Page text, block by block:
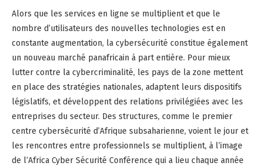
Alors que les services en ligne se multiplient et que le
nombre d’utilisateurs des nouvelles technologies est en
constante augmentation, la cybersécurité constitue également
un nouveau marché panafricain à part entière. Pour mieux
lutter contre la cybercriminalité, les pays de la zone mettent
en place des stratégies nationales, adaptent leurs dispositifs
législatifs, et développent des relations privilégiées avec les
entreprises du secteur. Des structures, comme le premier
centre cybersécurité d’Afrique subsaharienne, voient le jour et
les rencontres entre professionnels se multiplient, à l’image
de l’Africa Cyber Sécurité Conférence qui a lieu chaque année